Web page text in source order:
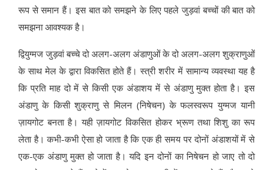
रूप से समान हैं। इस बात को समझने के लिए पहले जुड़वां बच्चों की बात को
समझना आवश्यक है।
द्वियुग्मज जुड़वां बच्चे दो अलग-अलग अंडाणुओं के दो अलग-अलग शुक्राणुओं
के साथ मेल के द्वारा विकसित होते हैं। स्त्री शरीर में सामान्य व्यवस्था यह है
कि प्रति माह दो में से किसी एक अंडाशय में से अंडाणु मुक्त होता है। इस
अंडाणु के किसी शुक्राणु से मिलन (निषेचन) के फलस्वरूप युग्मज यानी
ज़ायगोट बनता है। यही ज़ायगोट विकसित होकर भ्रूण तथा शिशु का रूप
लेता है। कभी-कभी ऐसा हो जाता है कि एक ही समय पर दोनों अंडाशयों में से
एक-एक अंडाणु मुक्त हो जाता है। यदि इन दोनों का निषेचन हो जाए तो दो